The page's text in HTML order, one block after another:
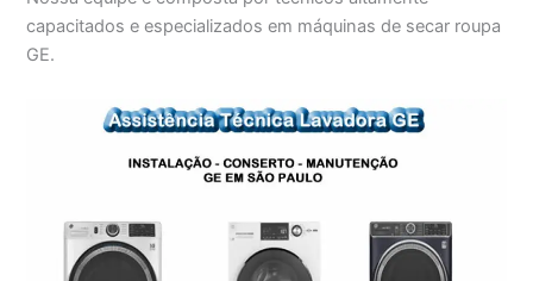
capacitados e especializados em máquinas de secar roupa
GE.